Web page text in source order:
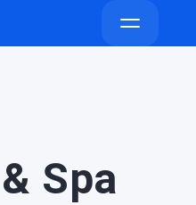
Открыть
Spa